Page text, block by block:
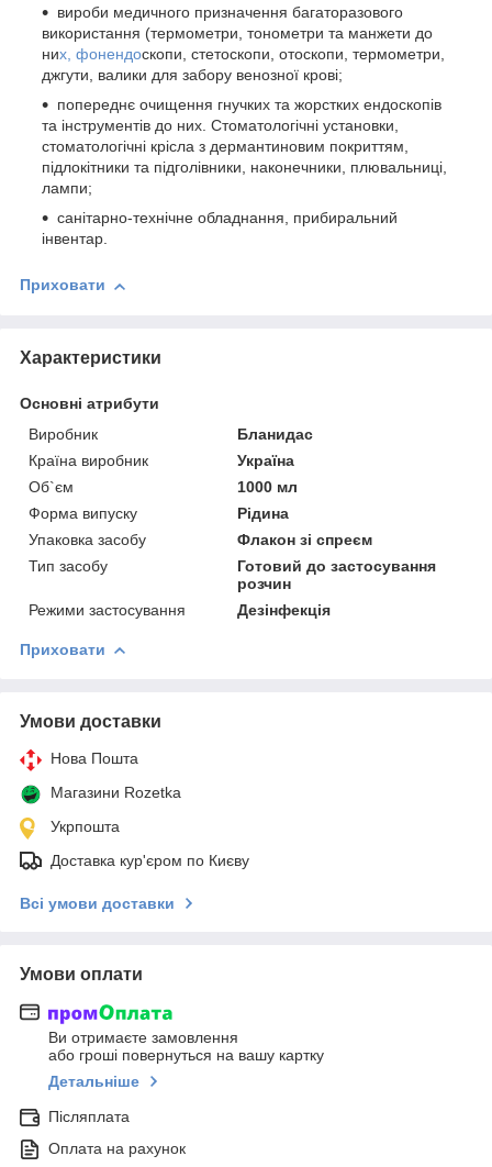
вироби медичного призначення багаторазового
використання (термометри, тонометри та манжети до
них, фонендоскопи, стетоскопи, отоскопи, термометри,
джгути, валики для забору венозної крові;
попереднє очищення гнучких та жорстких ендоскопів
та інструментів до них. Стоматологічні установки,
стоматологічні крісла з дермантиновим покриттям,
підлокітники та підголівники, наконечники, плювальниці,
лампи;
санітарно-технічне обладнання, прибиральний
інвентар.
Приховати
Характеристики
Основні атрибути
Виробник
Бланидас
Країна виробник
Україна
Об`єм
1000 мл
Форма випуску
Рідина
Упаковка засобу
Флакон зі спреєм
Тип засобу
Готовий до застосування
розчин
Режими застосування
Дезінфекція
Приховати
Умови доставки
Нова Пошта
Магазини Rozetka
Укрпошта
Доставка кур'єром по Києву
Всі умови доставки
Умови оплати
Ви отримаєте замовлення
або гроші повернуться на вашу картку
Детальніше
Післяплата
Оплата на рахунок